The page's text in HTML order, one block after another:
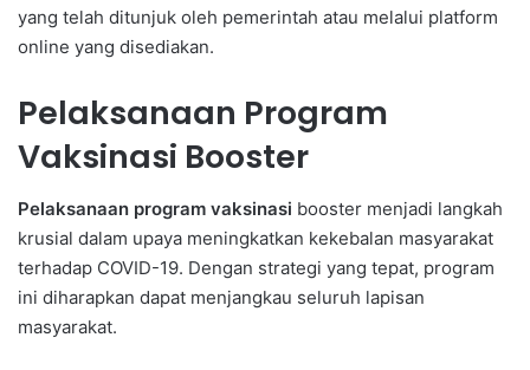
yang telah ditunjuk oleh pemerintah atau melalui platform
online yang disediakan.
Pelaksanaan Program
Vaksinasi Booster
Pelaksanaan program vaksinasi booster menjadi langkah
krusial dalam upaya meningkatkan kekebalan masyarakat
terhadap COVID-19. Dengan strategi yang tepat, program
ini diharapkan dapat menjangkau seluruh lapisan
masyarakat.